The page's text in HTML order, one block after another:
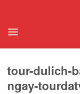
nội
tour-dulich-
ngay-